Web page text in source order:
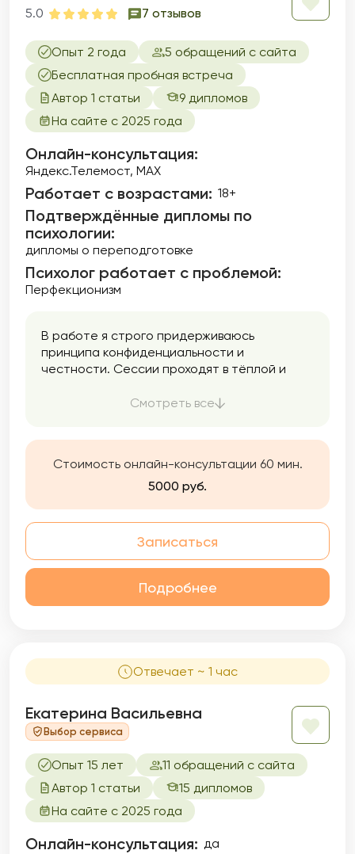
5.0 7 отзывов
Опыт 2 года
5 обращений с сайта
Бесплатная пробная встреча
Автор 1 статьи
9 дипломов
На сайте с 2025 года
Онлайн-консультация:
Яндекс.Телемост, МАХ
Работает с возрастами: 18+
Подтверждённые дипломы по
психологии:
дипломы о переподготовке
Психолог работает с проблемой:
Перфекционизм
В работе я строго придерживаюсь
принципа конфиденциальности и
честности. Сессии проходят в тёплой и
открыто выражать свои чувства и мысли.
Смотреть все
Стоимость онлайн-консультации 60 мин.
5000 руб.
Записаться
Подробнее
Отвечает ~ 1 час
Екатерина Васильевна
Выбор сервиса
Опыт 15 лет
11 обращений с сайта
Автор 1 статьи
15 дипломов
На сайте с 2025 года
Онлайн-консультация: да